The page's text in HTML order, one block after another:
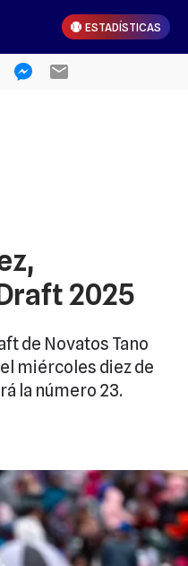
ESTADÍSTICAS
2025
de Novatos Tano
miércoles diez de
la número 23.